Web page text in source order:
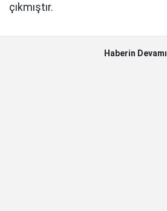
çıkmıştır.
Haberin Devamı